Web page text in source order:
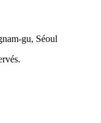
gu, Séoul